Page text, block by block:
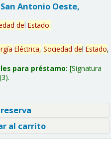
Antonio Oeste,
del Estado.
Eléctrica, Sociedad del Estado,
para préstamo: Signatura
(3).
al carrito